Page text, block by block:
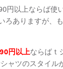
円以上ならば
ろありますが、
円以上ならばｔ
ャツのスタイ